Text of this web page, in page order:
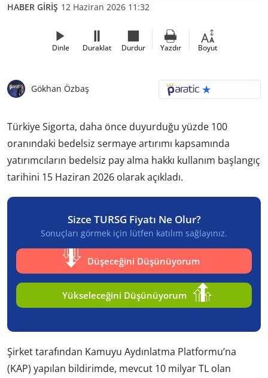
HABER GİRİŞ 12 Haziran 2026 11:32
Dinle Duraklat Durdur Yazdır Boyut
Gökhan Özbaş
Türkiye Sigorta, daha önce duyurduğu yüzde 100
oranındaki bedelsiz sermaye artırımı kapsamında
yatırımcıların bedelsiz pay alma hakkı kullanım başlangıç
tarihini 15 Haziran 2026 olarak açıkladı.
Sizce TURSG Fiyatı Ne Olur?
Sonuçları görmek için lütfen katılım sağlayınız.
Düşeceğini Düşünüyorum
Yükseleceğini Düşünüyorum
Şirket tarafından Kamuyu Aydınlatma Platformu’na
(KAP) yapılan bildirimde, mevcut 10 milyar TL olan